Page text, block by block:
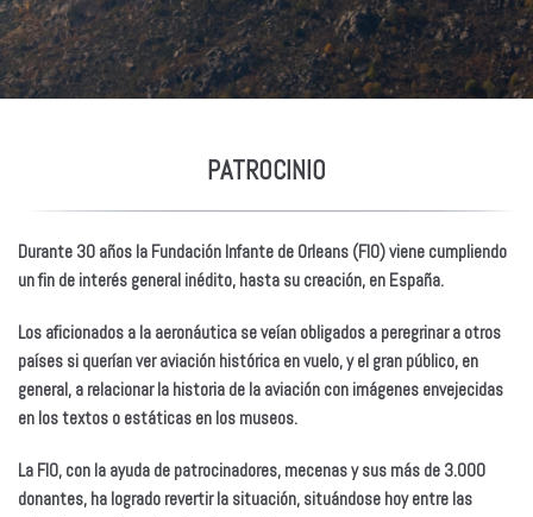
PATROCINIO
Durante 30 años la Fundación Infante de Orleans (FIO) viene cumpliendo
un fin de interés general inédito, hasta su creación, en España.
Los aficionados a la aeronáutica se veían obligados a peregrinar a otros
países si querían ver aviación histórica en vuelo, y el gran público, en
general, a relacionar la historia de la aviación con imágenes envejecidas
en los textos o estáticas en los museos.
La FIO, con la ayuda de patrocinadores, mecenas y sus más de 3.000
donantes, ha logrado revertir la situación, situándose hoy entre las